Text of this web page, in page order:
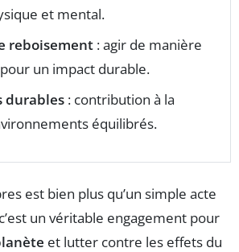
et mental.
reboisement : agir de manière
un impact durable.
durables : contribution à la
équilibrés.
est bien plus qu’un simple acte
un véritable engagement pour
et lutter contre les effets du